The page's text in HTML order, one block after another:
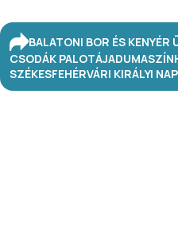
BALATONI BOR ÉS KENYÉR
CSODÁK PALOTÁJA
SZÉKESFEHÉRVÁRI KIRÁLYI